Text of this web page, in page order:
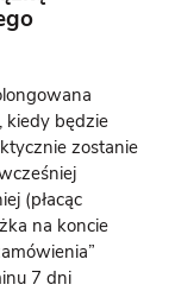
kiedy będzie
zostanie
(płacąc
na koncie
7 dni